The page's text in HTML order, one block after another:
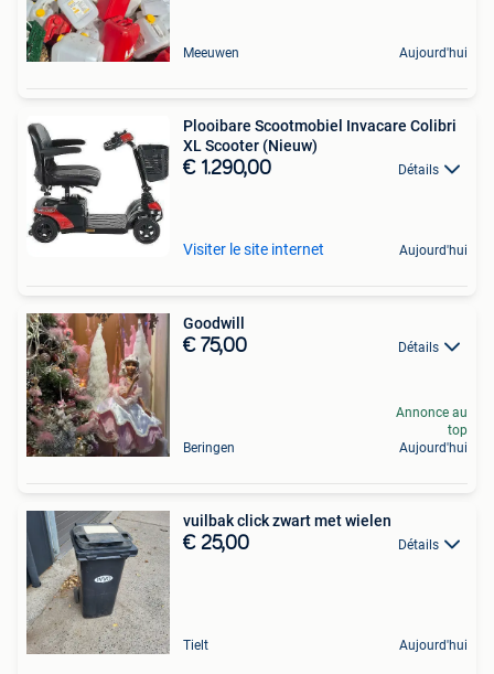
Meeuwen Aujourd'hui
Plooibare Scootmobiel Invacare Colibri
XL Scooter (Nieuw)
€ 1.290,00 Détails
Visiter le site internet Aujourd'hui
Goodwill
€ 75,00 Détails
Beringen
Annonce au
top
Aujourd'hui
vuilbak click zwart met wielen
€ 25,00 Détails
Tielt Aujourd'hui